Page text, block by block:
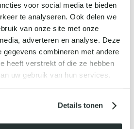
voor social media te bieden
te analyseren. Ook delen we
van onze site met onze
adverteren en analyse. Deze
gegevens combineren met andere
heeft verstrekt of die ze hebben
uw gebruik van hun services.
Details tonen
oppepper, zodat je huid fris, glad
Dermaplaning verwijdert onze Skin
huidcellen en donshaartjes, voor
huid met een directe glow. Een
up of gewoon om je huid een
Maak kennis met Labareau, onze
luxe combineert met zichtbare